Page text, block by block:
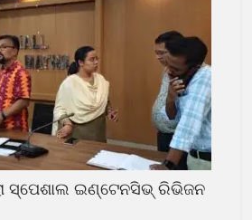
ସ୍ପେଶାଲ ଇଣ୍ଟେନସିଭ୍ ରିଭିଜନ